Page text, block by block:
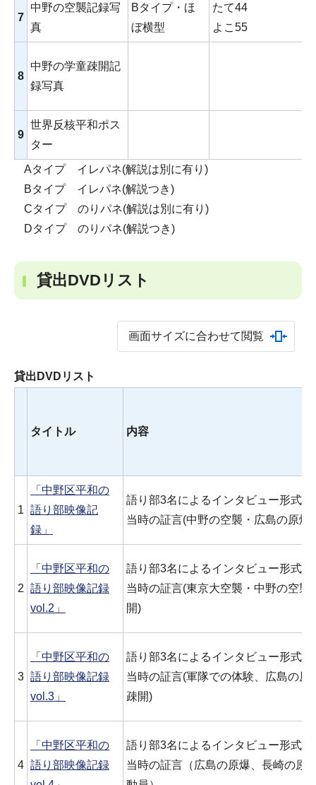
7
中野の空襲記録写
真
Bタイプ・ほ
ぼ横型
たて44
よこ55
8
中野の学童疎開記
録写真
9
世界反核平和ポス
ター
Aタイプ イレパネ(解説は別に有り)
Bタイプ イレパネ(解説つき)
Cタイプ のりパネ(解説は別に有り)
Dタイプ のりパネ(解説つき)
貸出DVDリスト
画面サイズに合わせて閲覧
貸出DVDリスト
タイトル 内容
1
「中野区平和の
語り部映像記
録」
語り部3名によるインタビュー形式に
当時の証言(中野の空襲・広島の原爆
2
「中野区平和の
語り部映像記録
vol.2」
語り部3名によるインタビュー形式に
当時の証言(東京大空襲・中野の空襲
開)
3
「中野区平和の
語り部映像記録
vol.3」
語り部3名によるインタビュー形式に
当時の証言(軍隊での体験、広島の原
疎開)
4
「中野区平和の
語り部映像記録
語り部3名によるインタビュー形式に
当時の証言（広島の原爆、長崎の原